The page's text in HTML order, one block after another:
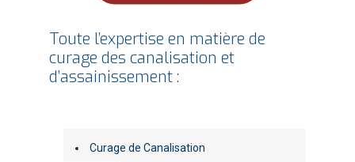
Toute l’expertise en matière de
curage des canalisation et
d’assainissement :
Curage de Canalisation